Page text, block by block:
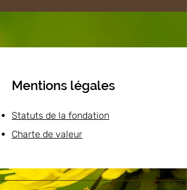
Mentions légales
Statuts de la fondation
Charte de valeur